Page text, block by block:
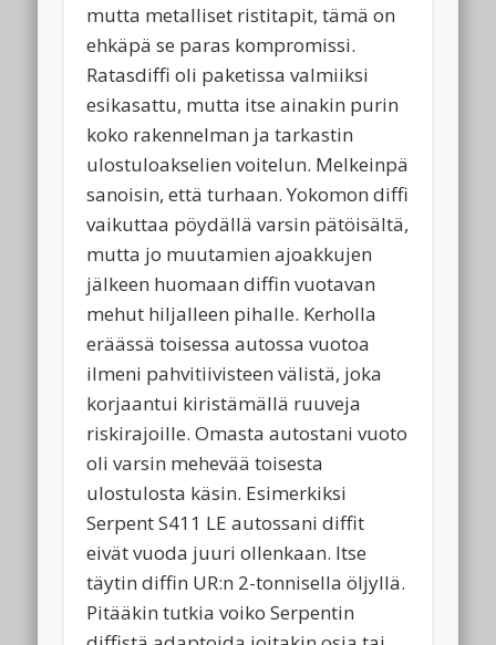
mutta metalliset ristitapit, tämä on
ehkäpä se paras kompromissi.
Ratasdiffi oli paketissa valmiiksi
esikasattu, mutta itse ainakin purin
koko rakennelman ja tarkastin
ulostuloakselien voitelun. Melkeinpä
sanoisin, että turhaan. Yokomon diffi
vaikuttaa pöydällä varsin pätöisältä,
mutta jo muutamien ajoakkujen
jälkeen huomaan diffin vuotavan
mehut hiljalleen pihalle. Kerholla
eräässä toisessa autossa vuotoa
ilmeni pahvitiivisteen välistä, joka
korjaantui kiristämällä ruuveja
riskirajoille. Omasta autostani vuoto
oli varsin mehevää toisesta
ulostulosta käsin. Esimerkiksi
Serpent S411 LE autossani diffit
eivät vuoda juuri ollenkaan. Itse
täytin diffin UR:n 2-tonnisella öljyllä.
Pitääkin tutkia voiko Serpentin